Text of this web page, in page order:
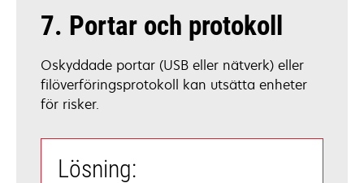
7. Portar och protokoll
Oskyddade portar (USB eller nätverk) eller
filöverföringsprotokoll kan utsätta enheter
för risker.
Lösning: